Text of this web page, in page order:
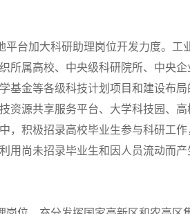
台加大科研助理岗位开发力度。工
所属高校、中央级科研院所、中央
基金等各级科技计划项目和建设布
资源共享服务平台、大学科技园、
，积极招录高校毕业生参与科研工
用尚未招录毕业生和因人员流动而